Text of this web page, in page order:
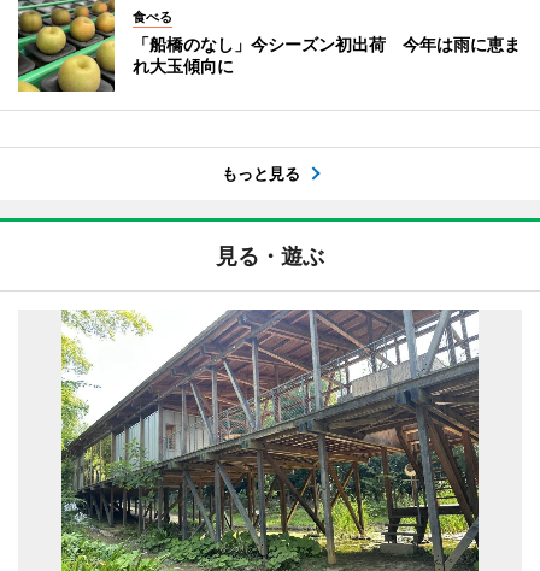
食べる
「船橋のなし」今シーズン初出荷 今年は雨に恵ま
れ大玉傾向に
もっと見る
見る・遊ぶ